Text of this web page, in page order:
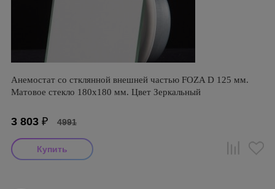
Анемостат со стклянной внешней частью FOZA D 125 мм.
Матовое стекло 180х180 мм. Цвет Зеркальный
3 803 ₽ 4991